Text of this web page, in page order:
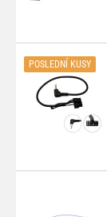
POSLEDNÍ KUSY